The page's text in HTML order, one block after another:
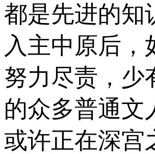
都是先进的知
入主中原后
努力尽责，少
的众多普通文
或许正在深宫